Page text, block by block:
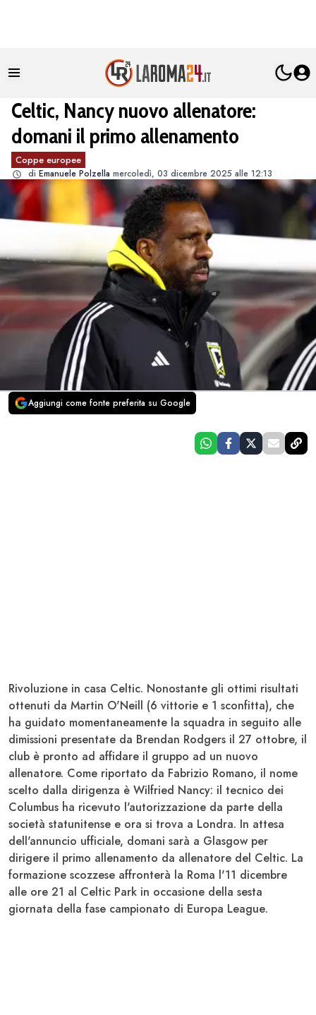
Celtic, Nancy nuovo allenatore:
domani il primo allenamento
Coppe europee
di Emanuele Polzella mercoledì, 03 dicembre 2025 alle 12:13
Aggiungi come fonte preferita su Google
Rivoluzione in casa Celtic. Nonostante gli ottimi risultati
ottenuti da Martin O'Neill (6 vittorie e 1 sconfitta), che
ha guidato momentaneamente la squadra in seguito alle
dimissioni presentate da Brendan Rodgers il 27 ottobre, il
club è pronto ad affidare il gruppo ad un nuovo
allenatore. Come riportato da Fabrizio Romano, il nome
scelto dalla dirigenza è Wilfried Nancy: il tecnico dei
Columbus ha ricevuto l'autorizzazione da parte della
società statunitense e ora si trova a Londra. In attesa
dell'annuncio ufficiale, domani sarà a Glasgow per
dirigere il primo allenamento da allenatore del Celtic. La
formazione scozzese affronterà la Roma l'11 dicembre
alle ore 21 al Celtic Park in occasione della sesta
giornata della fase campionato di Europa League.